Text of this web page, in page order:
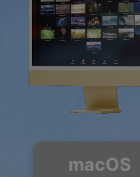
macOS